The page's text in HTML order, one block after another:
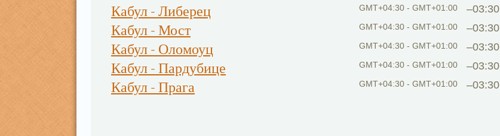
–03:30
GMT+04:30 - GMT+01:00
Кабул - Либерец
–03:30
GMT+04:30 - GMT+01:00
Кабул - Мост
–03:30
GMT+04:30 - GMT+01:00
Кабул - Оломоуц
–03:30
GMT+04:30 - GMT+01:00
Кабул - Пардубице
–03:30
GMT+04:30 - GMT+01:00
Кабул - Прага